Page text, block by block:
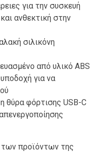
για την συσκευή
ανθεκτική στην
σιλικόνη
από υλικό ABS
για να
θύρα φόρτισης USB-C
των προϊόντων της